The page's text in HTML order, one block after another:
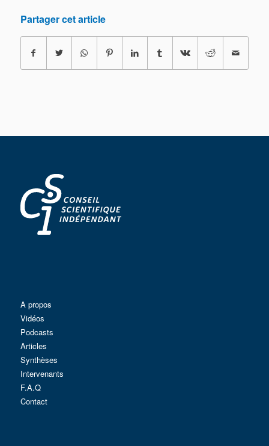
Partager cet article
A propos
Vidéos
Podcasts
Articles
Synthèses
Intervenants
F.A.Q
Contact